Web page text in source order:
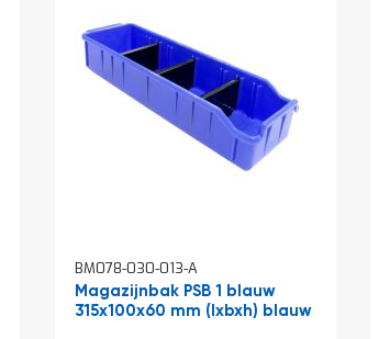
BM078-030-013-A
Magazijnbak PSB 1 blauw
315x100x60 mm (lxbxh) blauw